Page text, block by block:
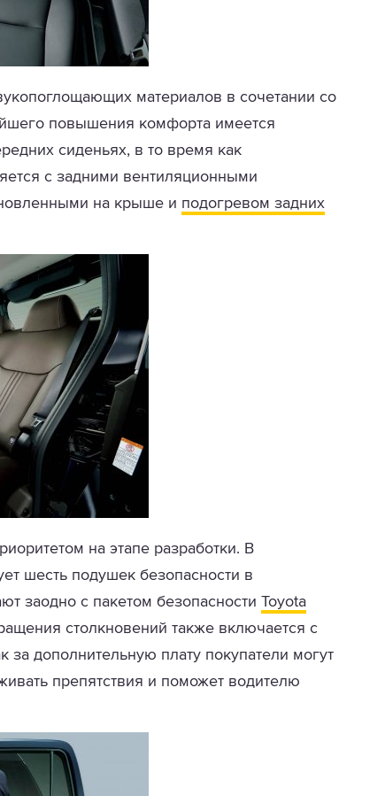
материалов в сочетании со
повышения комфорта имеется
сиденьях, в то время как
с задними вентиляционными
на крыше и подогревом задних
на этапе разработки. В
шесть подушек безопасности в
заодно с пакетом безопасности Toyota
столкновений также включается с
за дополнительную плату покупатели могут
препятствия и поможет водителю